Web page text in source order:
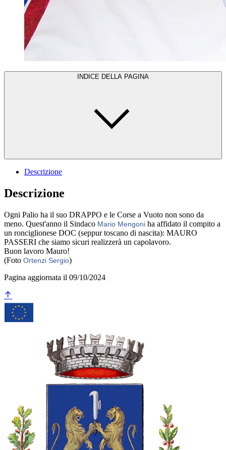
INDICE DELLA PAGINA
Descrizione
Descrizione
Ogni Palio ha il suo DRAPPO e le Corse a Vuoto non sono da
meno. Quest'anno il Sindaco Mario Mengoni ha affidato il compito a
un ronciglionese DOC (seppur toscano di nascita): MAURO
PASSERI che siamo sicuri realizzerà un capolavoro.
Buon lavoro Mauro!
(Foto Ortenzi Sergio)
Pagina aggiornata il 09/10/2024